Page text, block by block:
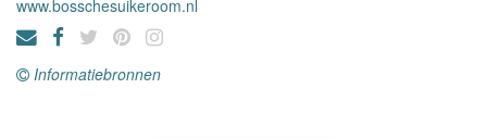
www.bosschesuikeroom.nl
Informatiebronnen